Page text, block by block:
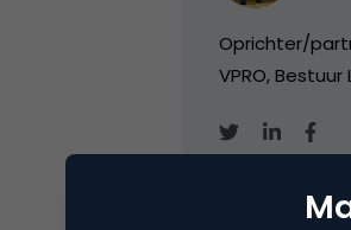
Oprichter/
VPRO,